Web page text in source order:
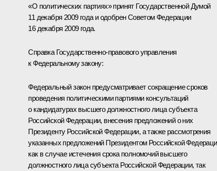
«О политических партиях» принят Государственной Думой
11 декабря 2009 года и одобрен Советом Федерации
16 декабря 2009 года.
Справка Государственно-правового управления
к Федеральному закону:
Федеральный закон предусматривает сокращение сроков
проведения политическими партиями консультаций
о кандидатурах высшего должностного лица субъекта
Российской Федерации, внесения предложений о них
Президенту Российской Федерации, а также рассмотрения
указанных предложений Президентом Российской
как в случае истечения срока полномочий высшего
должностного лица субъекта Российской Федерации, так